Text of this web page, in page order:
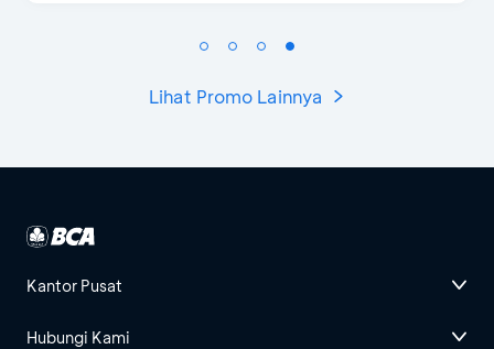
Lihat Promo Lainnya
Kantor Pusat
Hubungi Kami